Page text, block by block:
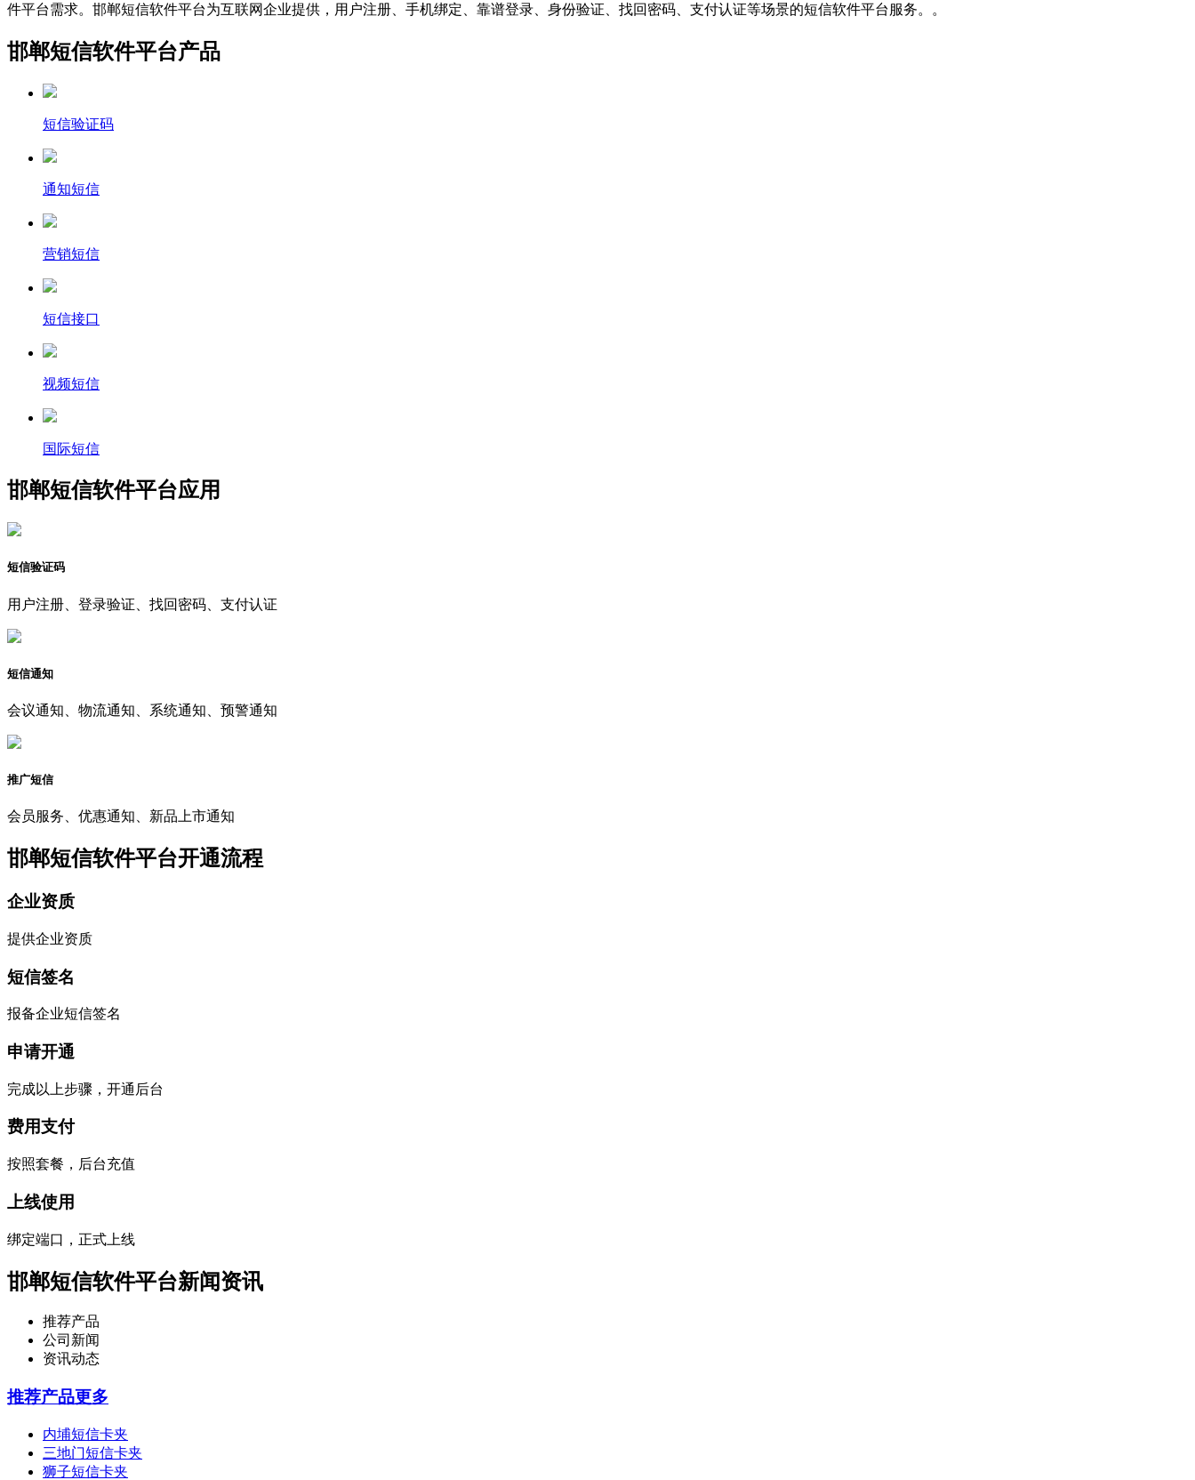
件平台需求。邯郸短信软件平台为互联网企业提供，用户注册、手机绑定、靠谱登录、身份验证、找回密码、支付认证等场景的短信软件平台服务。。
邯郸短信软件平台产品
短信验证码
通知短信
营销短信
短信接口
视频短信
国际短信
邯郸短信软件平台应用
短信验证码
用户注册、登录验证、找回密码、支付认证
短信通知
会议通知、物流通知、系统通知、预警通知
推广短信
会员服务、优惠通知、新品上市通知
邯郸短信软件平台开通流程
企业资质
提供企业资质
短信签名
报备企业短信签名
申请开通
完成以上步骤，开通后台
费用支付
按照套餐，后台充值
上线使用
绑定端口，正式上线
邯郸短信软件平台新闻资讯
推荐产品
公司新闻
资讯动态
推荐产品更多
内埔短信卡夹
三地门短信卡夹
狮子短信卡夹